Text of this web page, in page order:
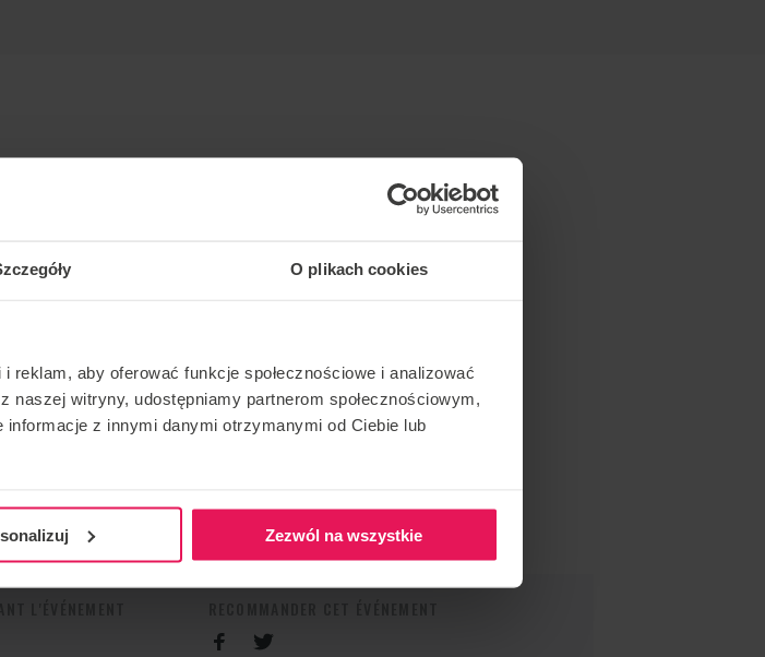
O plikach cookies
aby oferować funkcje społecznościowe i analizować
witryny, udostępniamy partnerom społecznościowym,
z innymi danymi otrzymanymi od Ciebie lub
Zezwól na wszystkie
Il a participé à de
European Indoor
dans la catégorie
1, et la deuxième
.